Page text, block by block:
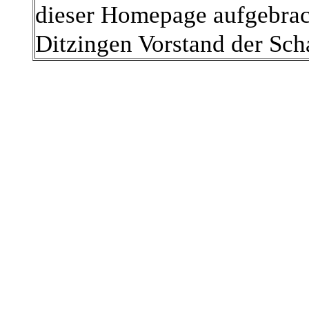
dieser Homepage
Ditzingen Vorstand der